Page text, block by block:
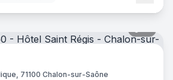
71100 Chalon-sur-Saône